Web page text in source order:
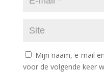
Mijn naam, e-mail
voor de volgende keer